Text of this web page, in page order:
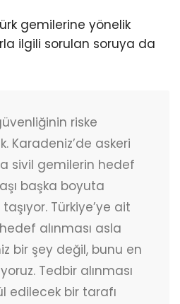
gemilerine yönelik
ilgili sorulan soruya da
riske
Karadeniz’de askeri
sivil gemilerin hedef
başka boyuta
Türkiye’ye ait
alınması asla
bir şey değil, bunu en
Tedbir alınması
edilecek bir tarafı